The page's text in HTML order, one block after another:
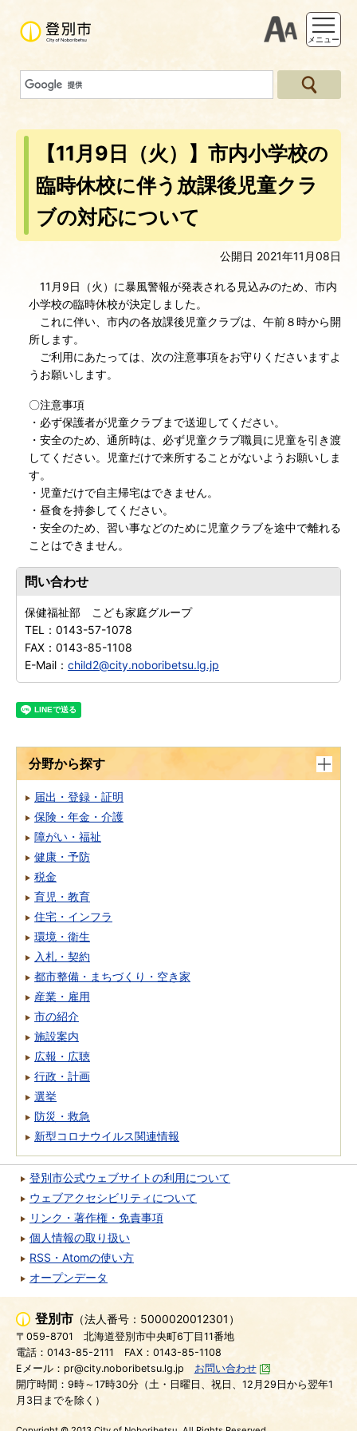
支援ツー
メニュー
【11月9日（火）】市内小学校の
臨時休校に伴う放課後児童クラ
ブの対応について
公開日 2021年11月08日
11月9日（火）に暴風警報が発表される見込みのため、市内
小学校の臨時休校が決定しました。
これに伴い、市内の各放課後児童クラブは、午前８時から開
所します。
ご利用にあたっては、次の注意事項をお守りくださいますよ
うお願いします。
〇注意事項
・必ず保護者が児童クラブまで送迎してください。
・安全のため、通所時は、必ず児童クラブ職員に児童を引き渡
してください。児童だけで来所することがないようお願いしま
す。
・児童だけで自主帰宅はできません。
・昼食を持参してください。
・安全のため、習い事などのために児童クラブを途中で離れる
ことはできません。
問い合わせ
保健福祉部 こども家庭グループ
TEL： 0143-57-1078
FAX： 0143-85-1108
E-Mail： child2@city.noboribetsu.lg.jp
分野から探す
届出・登録・証明
保険・年金・介護
障がい・福祉
健康・予防
税金
育児・教育
住宅・インフラ
環境・衛生
入札・契約
都市整備・まちづくり・空き家
産業・雇用
市の紹介
施設案内
広報・広聴
行政・計画
選挙
防災・救急
新型コロナウイルス関連情報
登別市公式ウェブサイトの利用について
ウェブアクセシビリティについて
リンク・著作権・免責事項
個人情報の取り扱い
RSS・Atomの使い方
オープンデータ
登別市 （法人番号：5000020012301）
〒059-8701
北海道登別市中央町6丁目11番地
電話：0143-85-2111
FAX：0143-85-1108
Eメール：pr@city.noboribetsu.lg.jp
お問い合わせ
開庁時間：9時～17時30分（土・日曜日、祝日、12月29日から翌年1
月3日までを除く）